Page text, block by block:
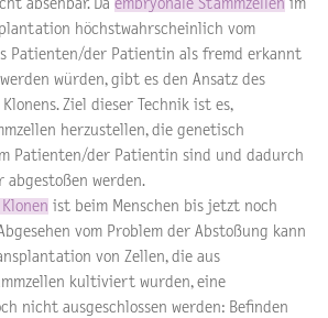
absehbar. Da embryonale Stammzellen im
höchstwahrscheinlich vom
Patienten/der Patientin als fremd erkannt
würden, gibt es den Ansatz des
Ziel dieser Technik ist es,
herzustellen, die genetisch
Patienten/der Patientin sind und dadurch
abgestoßen werden.
ist beim Menschen bis jetzt noch
vom Problem der Abstoßung kann
von Zellen, die aus
kultiviert wurden, eine
nicht ausgeschlossen werden: Befinden